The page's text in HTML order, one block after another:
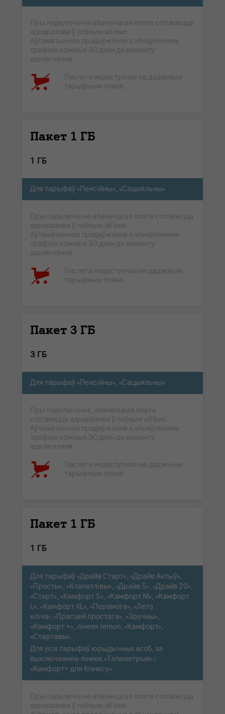
Пры падключэнні абаненцкая плата спісваецца
аднаразова ў поўным аб'ёме.
Аўтаматычнае прадаўжэнне з абнаўленнем
трафіка кожныя 30 дзён да моманту
адключэння.
Паслуга недаступная на дадзеным
тарыфным плане.
Пакет 1 ГБ
1 ГБ
Для тарыфаў «Пенсійны», «Сацыяльны»
Пры падключэнні абаненцкая плата спісваецца
аднаразова ў поўным аб'ёме.
Аўтаматычнае прадаўжэнне з абнаўленнем
трафіка кожныя 30 дзён да моманту
адключэння.
Паслуга недаступная на дадзеным
тарыфным плане.
Пакет 3 ГБ
3 ГБ
Для тарыфаў «Пенсійны», «Сацыяльны»
Пры падключэнні, абаненцкая плата
спісваецца аднаразова ў поўным аб'ёме.
Аўтаматычнае прадаўжэнне з абнаўленнем
трафіка кожныя 30 дзён да моманту
адключэння.
Паслуга недаступная на дадзеным
тарыфным плане.
Пакет 1 ГБ
1 ГБ
Для тарыфаў «Драйв Старт», «Драйв Актыў»,
«Просты», «Клапатлівы», «Драйв 5», «Драйв 20»,
«Старт», «Камфорт S», «Камфорт M», «Камфорт
L», «Камфорт XL», «Перамога», «Лета
кліча»,«Прасцей простага», «Зручны»,
«Камфорт +», лінеек lemon, «Камфорт»,
«Стартавы».
Для усіх тарыфаў юрыдычных асоб, за
выключэннем лінеек «Тэлеметрыя» і
«Камфорт+ для бізнесу»
Пры падключэнні абаненцкая плата спісваецца
аднаразова ў поўным аб'ёме.